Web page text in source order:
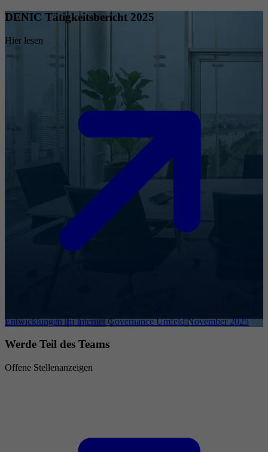
DENIC Tätigkeitsbericht 2025
Hier lesen
Entwicklungen im Internet Governance Umfeld November 2025
Werde Teil des Teams
Offene Stellenanzeigen